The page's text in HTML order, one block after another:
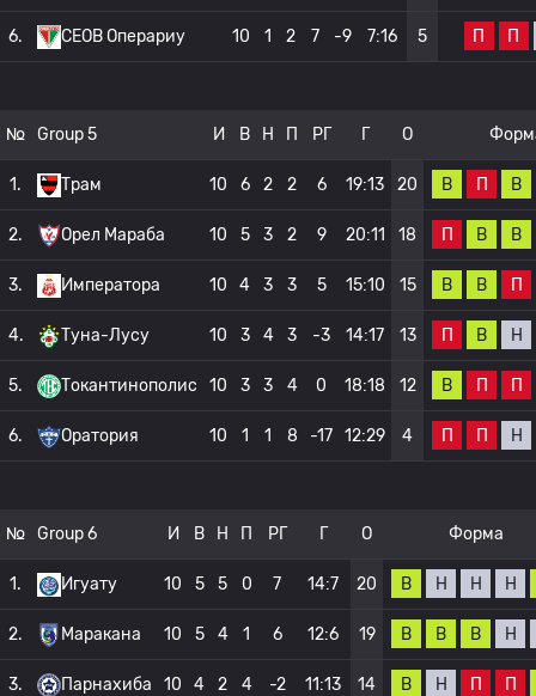
6. СЕОВ Операриу 10 1 2 7 -9 7:16 5 П П
№ Group 5 И В Н П РГ Г О
1. Трам 10 6 2 2 6 19:13 20 В П В
2. Орел Мараба 10 5 3 2 9 20:11 18 П В В
3. Императора 10 4 3 3 5 15:10 15 В В П
4. Туна-Лусу 10 3 4 3 -3 14:17 13 П В Н
5. Токантинополис 10 3 3 4 0 18:18 12 В П П
6. Оратория 10 1 1 8 -17 12:29 4 П П Н
№ Group 6 И В Н П РГ Г О Форма
1. Игуату 10 5 5 0 7 14:7 20 В Н Н Н
2. Маракана 10 5 4 1 6 12:6 19 В В В Н
3. Парнахиба 10 4 2 4 -2 11:13 14 В Н П П